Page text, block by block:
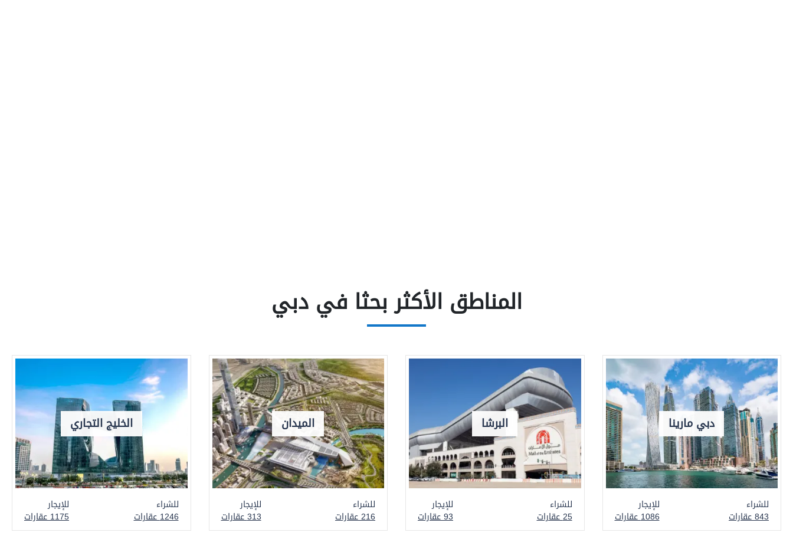
المناطق الأكثر بحثا في دبي
دبي مارينا
للشراء
843 عقارات
للإيجار
1086 عقارات
البرشا
للشراء
25 عقارات
للإيجار
93 عقارات
الميدان
للشراء
216 عقارات
للإيجار
313 عقارات
الخليج التجاري
للشراء
1246 عقارات
للإيجار
1175 عقارات